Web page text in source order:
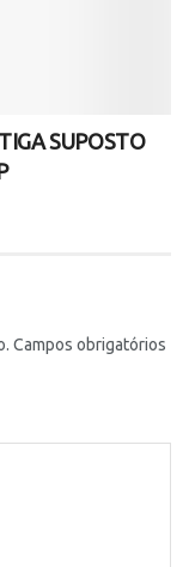
SUPOSTO
Campos obrigatórios